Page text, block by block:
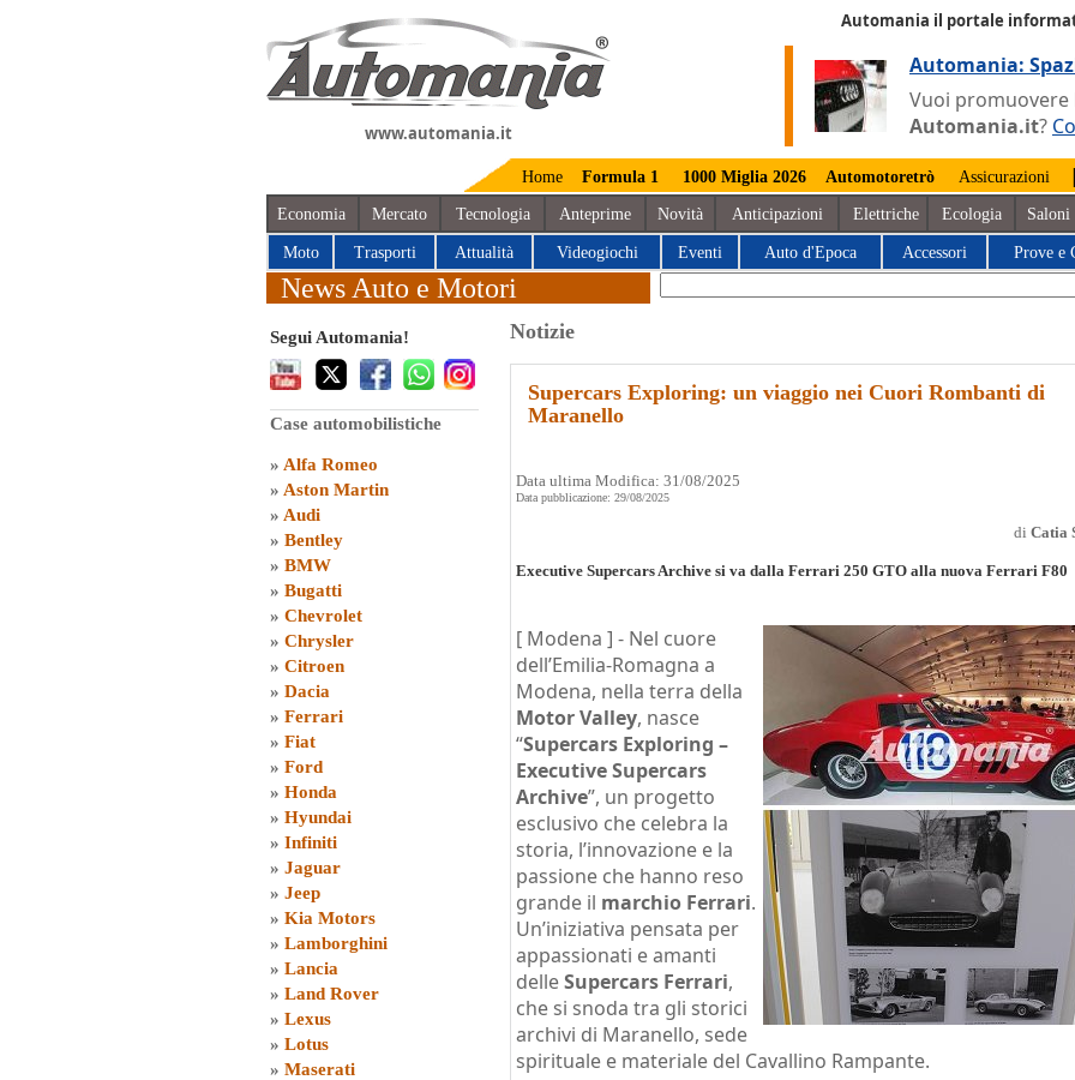
www.automania.it
Automania il portale
Automania:
Vuoi promuovere
Automania.it?
Home Formula 1 1000 Miglia 2026 Automotoretrò Assicurazioni |
Economia Mercato Tecnologia Anteprime Novità Anticipazioni Elettriche Ecologia Saloni
Moto Trasporti Attualità Videogiochi Eventi Auto d'Epoca Accessori Prove e
News Auto e Motori
Segui Automania!
Case automobilistiche
» Alfa Romeo
» Aston Martin
» Audi
» Bentley
» BMW
» Bugatti
» Chevrolet
» Chrysler
» Citroen
» Dacia
» Ferrari
» Fiat
» Ford
» Honda
» Hyundai
» Infiniti
» Jaguar
» Jeep
» Kia Motors
» Lamborghini
» Lancia
» Land Rover
» Lexus
» Lotus
» Maserati
Notizie
Supercars Exploring: un viaggio nei Cuori Rombanti di
Maranello
Data ultima Modifica: 31/08/2025
Data pubblicazione: 29/08/2025
di Catia
Executive Supercars Archive si va dalla Ferrari 250 GTO alla nuova Ferrari F80
[ Modena ] - Nel cuore
dell’Emilia-Romagna a
Modena, nella terra della
Motor Valley, nasce
“Supercars Exploring –
Executive Supercars
Archive”, un progetto
esclusivo che celebra la
storia, l’innovazione e la
passione che hanno reso
grande il marchio Ferrari.
Un’iniziativa pensata per
appassionati e amanti
delleSupercars Ferrari,
che si snoda tra gli storici
archivi di Maranello, sede
spirituale e materiale del Cavallino Rampante.